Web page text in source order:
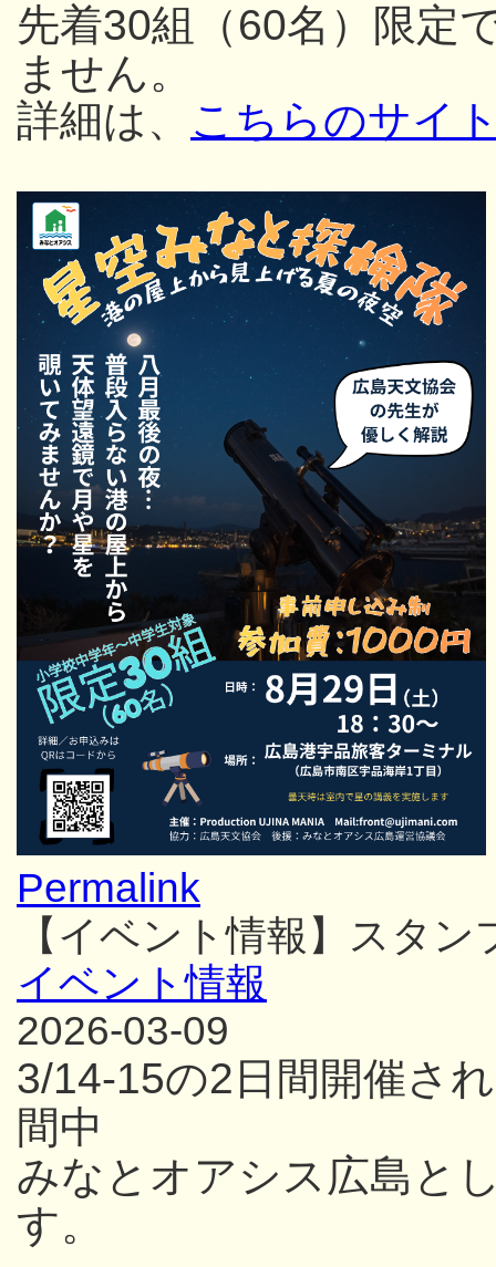
先着30組（60名）限定
ません。
詳細は、 こちらのサイ
Permalink
【イベント情報】スタ
イベント情報
2026-03-09
3/14-15の2日間開催さ
間中
みなとオアシス広島と
す。